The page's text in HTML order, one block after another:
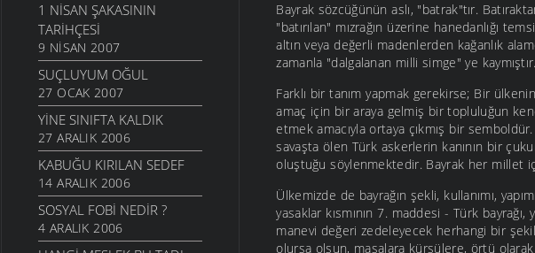
1 NISAN ŞAKASININ
TARIHÇESI
9 NISAN 2007
SUÇLUYUM OĞUL
27 OCAK 2007
YINE SINIFTA KALDIK
27 ARALIK 2006
KABUĞU KIRILAN SEDEF
14 ARALIK 2006
SOSYAL FOBI NEDIR ?
4 ARALIK 2006
Bayrak sözcüğünün aslı, "batrak"tır.
"batırılan" mızrağın üzerine hanedanlığı
altın veya değerli madenlerden kağanlık
zamanla "dalgalanan milli simge" ye kaymıştır.
Farklı bir tanım yapmak gerekirse; Bir
amaç için bir araya gelmiş bir topluluğun
etmek amacıyla ortaya çıkmış bir
savaşta ölen Türk askerlerin kanının bir
oluştuğu söylenmektedir. Bayrak her millet
Ülkemizde de bayrağın şekli, kullanımı,
yasaklar kısmının 7. maddesi - Türk
manevi değeri zedeleyecek herhangi bir
olursa olsun, masalara kürsülere, örtü